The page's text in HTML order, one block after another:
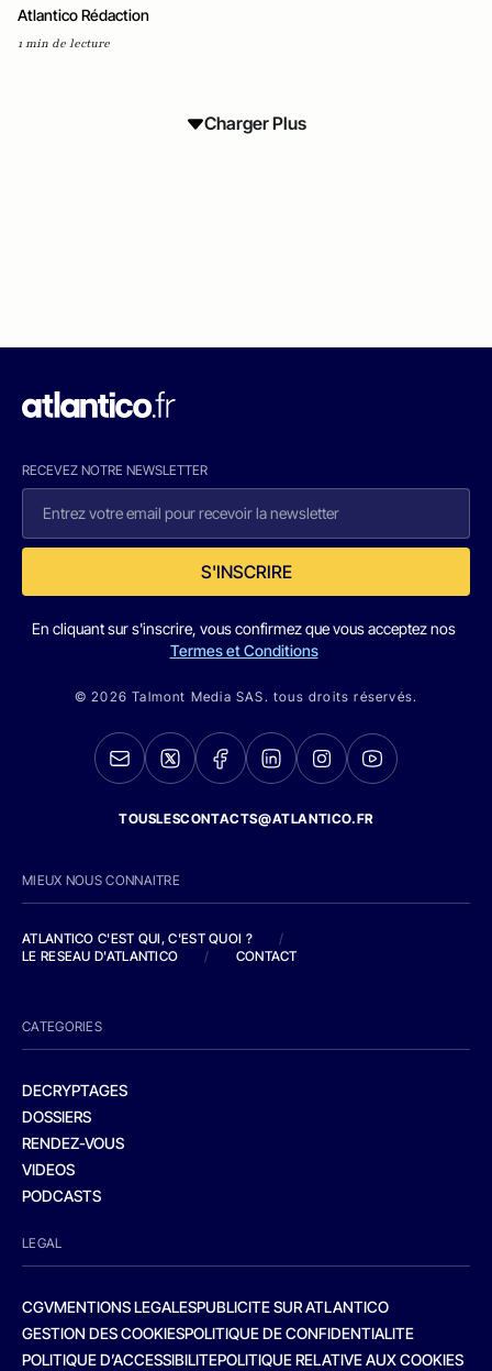
Atlantico Rédaction
1 min de lecture
Charger Plus
RECEVEZ NOTRE NEWSLETTER
S'INSCRIRE
En cliquant sur s'inscrire, vous confirmez que vous acceptez nos
Termes et Conditions
© 2026 Talmont Media SAS. tous droits réservés.
TOUSLESCONTACTS@ATLANTICO.FR
MIEUX NOUS CONNAITRE
ATLANTICO C'EST QUI, C'EST QUOI ?
/
LE RESEAU D'ATLANTICO
/ CONTACT
CATEGORIES
DECRYPTAGES
DOSSIERS
RENDEZ-VOUS
VIDEOS
PODCASTS
LEGAL
CGVMENTIONS LEGALESPUBLICITE SUR ATLANTICO
GESTION DES COOKIESPOLITIQUE DE CONFIDENTIALITE
POLITIQUE D’ACCESSIBILITEPOLITIQUE RELATIVE AUX COOKIES